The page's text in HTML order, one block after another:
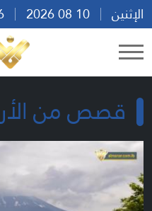
الإثنين
قصص من